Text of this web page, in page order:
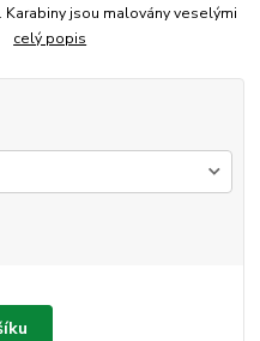
Karabiny jsou malovány veselými
celý popis